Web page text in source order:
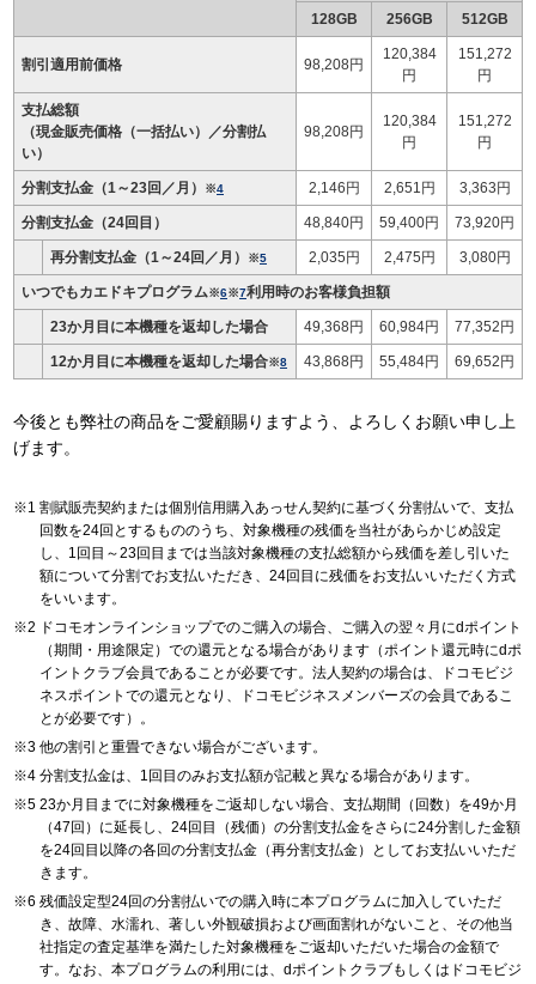
128GB 256GB 512GB
割引適用前価格 98,208円
120,384
円
151,272
円
支払総額
（現金販売価格（一括払い）／分割払
い）
98,208円
120,384
円
151,272
円
分割支払金（1～23回／月） ※4 2,146円 2,651円 3,363円
分割支払金（24回目） 48,840円 59,400円 73,920円
再分割支払金（1～24回／月） ※5 2,035円 2,475円 3,080円
いつでもカエドキプログラム※6※7利用時のお客様負担額
23か月目に本機種を返却した場合 49,368円 60,984円 77,352円
12か月目に本機種を返却した場合※8 43,868円 55,484円 69,652円
今後とも弊社の商品をご愛顧賜りますよう、よろしくお願い申し上
げます。
割賦販売契約または個別信用購入あっせん契約に基づく分割払いで、支払
回数を24回とするもののうち、対象機種の残価を当社があらかじめ設定
し、1回目～23回目までは当該対象機種の支払総額から残価を差し引いた
額について分割でお支払いただき、24回目に残価をお支払いいただく方式
をいいます。
ドコモオンラインショップでのご購入の場合、ご購入の翌々月にdポイント
（期間・用途限定）での還元となる場合があります（ポイント還元時にdポ
イントクラブ会員であることが必要です。法人契約の場合は、ドコモビジ
ネスポイントでの還元となり、ドコモビジネスメンバーズの会員であるこ
とが必要です）。
他の割引と重畳できない場合がございます。
分割支払金は、1回目のみお支払額が記載と異なる場合があります。
23か月目までに対象機種をご返却しない場合、支払期間（回数）を49か月
（47回）に延長し、24回目（残価）の分割支払金をさらに24分割した金額
を24回目以降の各回の分割支払金（再分割支払金）としてお支払いいただ
きます。
残価設定型24回の分割払いでの購入時に本プログラムに加入していただ
き、故障、水濡れ、著しい外観破損および画面割れがないこと、その他当
社指定の査定基準を満たした対象機種をご返却いただいた場合の金額で
す。なお、本プログラムの利用には、dポイントクラブもしくはドコモビジ